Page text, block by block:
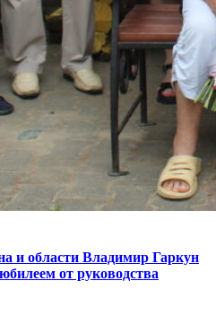
и области Владимир Гаркун
от руководства